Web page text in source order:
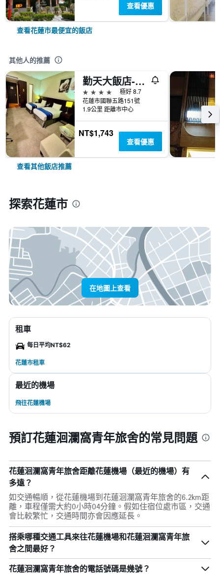
查看優惠
查看花蓮市最便宜的飯店
其他人的推薦
勤天大飯店-花蓮館
4星級
極好 8.7
花蓮市國聯五路151號
1.9公里 距離市中心
NT$1,743
查看優惠
查看其他飯店推薦
探索花蓮市
在地圖上查看
租車
每日平均NT$62
花蓮市租車
最近的機場
飛往花蓮機場
預訂花蓮洄瀾窩青年旅舍的常見問題
花蓮洄瀾窩青年旅舍距離花蓮機場（最近的機場）有
多遠？
如交通暢順，從花蓮機場到花蓮洄瀾窩青年旅舍的6.2km距
離，車程僅需大約0小時04分鐘。假如住宿位處市區，交通
會比較繁忙，交通時間亦會因應延長。
搭乘哪種交通工具來往花蓮機場和花蓮洄瀾窩青年旅
舍之間最好？
花蓮洄瀾窩青年旅舍的電話號碼是幾號？